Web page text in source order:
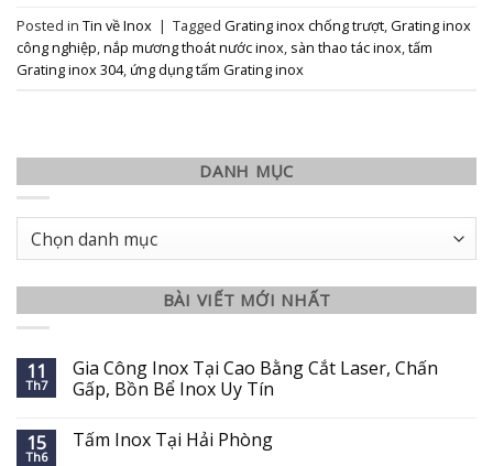
Posted in Tin về Inox | Tagged Grating inox chống trượt,Grating inox
công nghiệp,nắp mương thoát nước inox, sàn thao tác inox,tấm
Grating inox 304, ứng dụng tấm Grating inox
DANH MỤC
Danh
mục
BÀI VIẾT MỚI NHẤT
11
Th7
Gia Công Inox Tại Cao Bằng Cắt Laser, Chấn
Gấp, Bồn Bể Inox Uy Tín
15
Th6
Tấm Inox Tại Hải Phòng